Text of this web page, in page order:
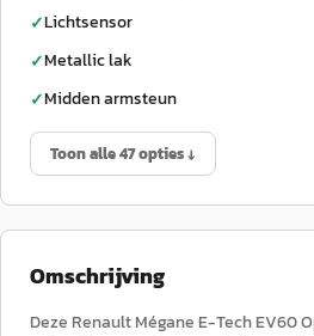
✓Lichtsensor
✓Metallic lak
✓Midden armsteun
Toon alle 47 opties ↓
Omschrijving
Deze Renault Mégane E-Tech EV60